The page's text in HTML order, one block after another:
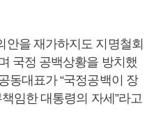
을 재가하지도 지명철회
국정 공백상황을 방치했
동대표가 “국정공백이 장
임한 대통령의 자세”라고